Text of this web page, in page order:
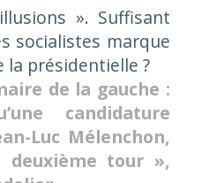
». Suffisant
socialistes marque
la présidentielle ?
de la gauche :
candidature
Luc Mélenchon,
tour »,